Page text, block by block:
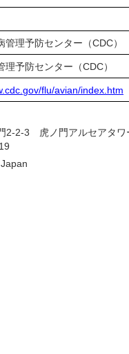
管理予防センター（CDC）
理予防センター（CDC）
flu/avian/index.htm
2-3 虎ノ門アルセアタワ